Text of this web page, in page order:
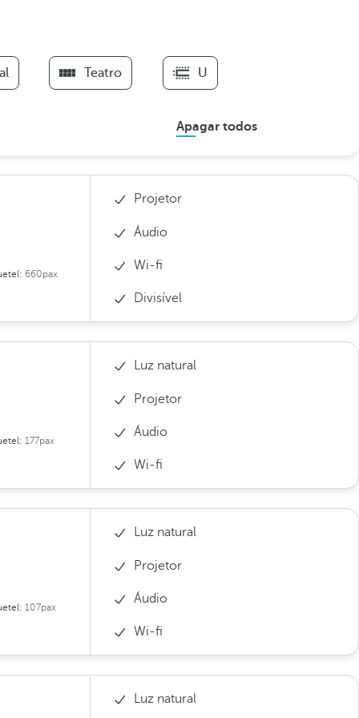
Teatro U
Apagar todos
660pax
Projetor
Áudio
Wi-fi
Divisível
177pax
Luz natural
Projetor
Áudio
Wi-fi
107pax
Luz natural
Projetor
Áudio
Wi-fi
Luz natural